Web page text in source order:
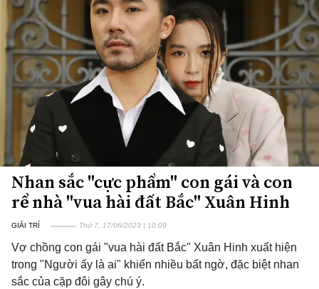
Nhan sắc "cực phẩm" con gái và con
rể nhà "vua hài đất Bắc" Xuân Hinh
GIẢI TRÍ Thứ 7, 17/06/2023 | 10:09
Vợ chồng con gái "vua hài đất Bắc" Xuân Hinh xuất hiện
trong "Người ấy là ai" khiến nhiều bất ngờ, đặc biệt nhan
sắc của cặp đôi gây chú ý.